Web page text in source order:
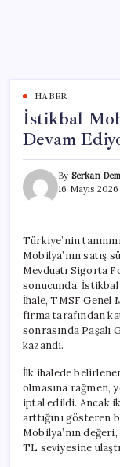
content
HABER
İstikbal
Devam
By Serkan
16 Mayıs 2026
Türkiye’nin
Mobilya’nın satış
Mevduatı Sigorta
sonucunda, İstikbal
İhale, TMSF Genel
firma tarafından
sonrasında Paşalı
kazandı.
İlk ihalede
olmasına rağmen,
iptal edildi. Ancak
arttığını
Mobilya’nın
TL seviyesine